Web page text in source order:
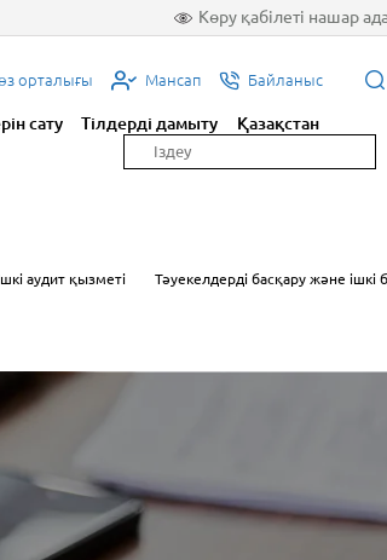
Көру қабілеті нашар
орталығы Мансап Байланыс
сату Тілдерді дамыту
Қазақстан
аудит қызметі Тәуекелдерді басқару және ішкі